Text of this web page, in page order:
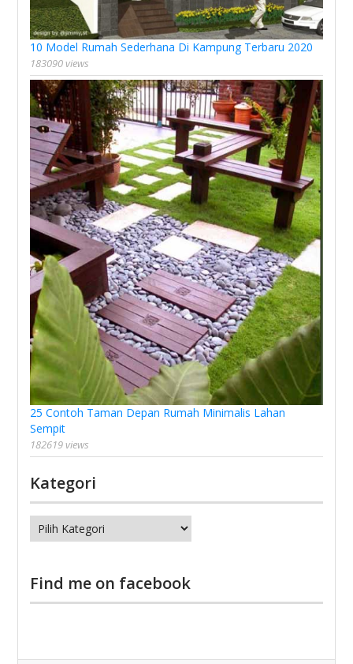
10 Model Rumah Sederhana Di Kampung Terbaru 2020
183090 views
25 Contoh Taman Depan Rumah Minimalis Lahan
Sempit
182619 views
Kategori
Kategori
Find me on facebook